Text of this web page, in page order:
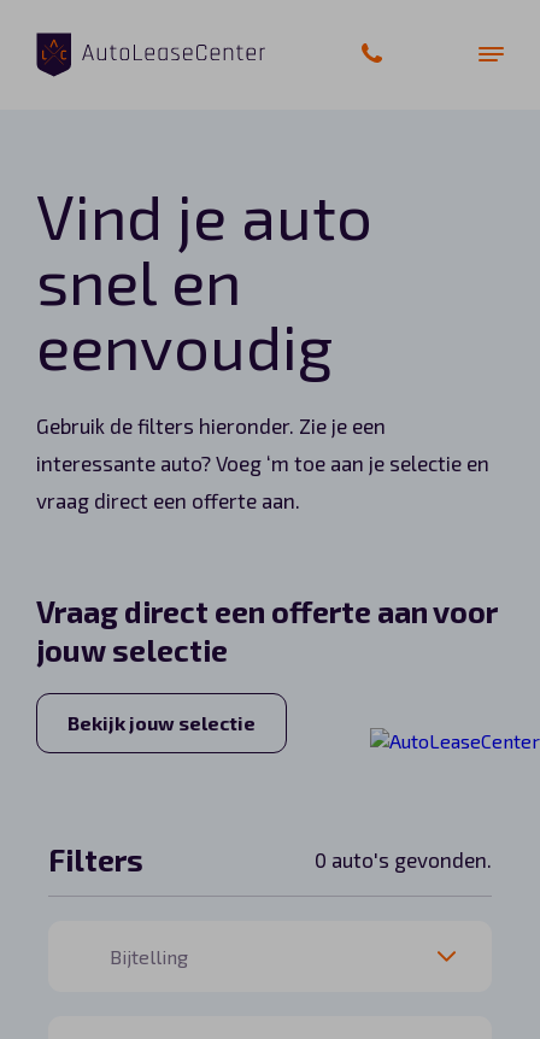
Vind je auto
snel en
eenvoudig
Gebruik de filters hieronder. Zie je een
interessante auto? Voeg ‘m toe aan je selectie en
vraag direct een offerte aan.
Vraag direct een offerte aan voor
jouw selectie
Bekijk jouw selectie
Filters 0 auto's gevonden.
Zakelijke auto’s
Bedrijfswagens
Elektrische auto’s
Private lease
Shortlease
Vragen?
Over ons